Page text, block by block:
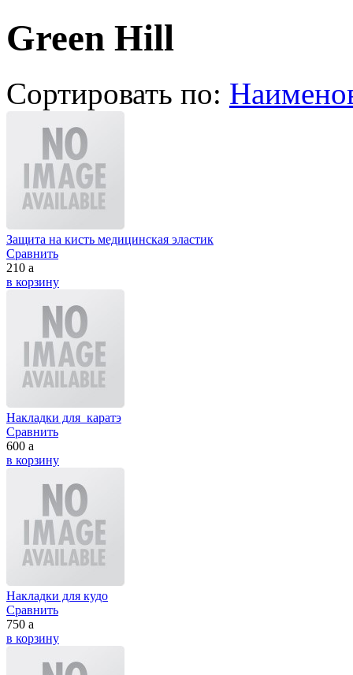
Green Hill
Сортировать по:
Защита на кисть медицинская эластик
Сравнить
210 a
в корзину
Накладки для каратэ
Сравнить
600 a
в корзину
Накладки для кудо
Сравнить
750 a
в корзину